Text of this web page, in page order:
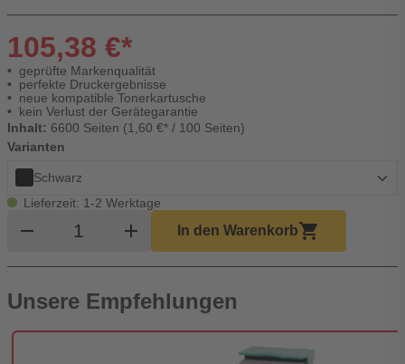
105,38 €*
geprüfte Markenqualität
perfekte Druckergebnisse
neue kompatible Tonerkartusche
kein Verlust der Gerätegarantie
Inhalt: 6600 Seiten (1,60 €* / 100 Seiten)
Varianten
Schwarz
Lieferzeit: 1-2 Werktage
remove Produkt Warenkorb Menge
add In den Warenkorbshopping_cart
Unsere Empfehlungen